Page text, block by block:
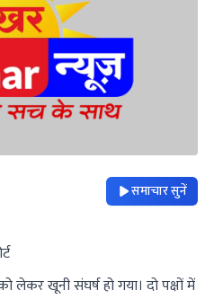
समाचार सुनें
लेकर खूनी संघर्ष हो गया। दो पक्षों में